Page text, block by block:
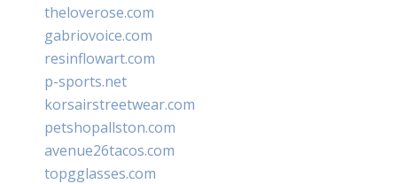
theloverose.com
gabriovoice.com
resinflowart.com
p-sports.net
korsairstreetwear.com
petshopallston.com
avenue26tacos.com
topgglasses.com